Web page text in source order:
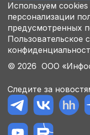
Используем
персонализации
предусмотренных
Пользовательское
© 2026 ООО
Следите за